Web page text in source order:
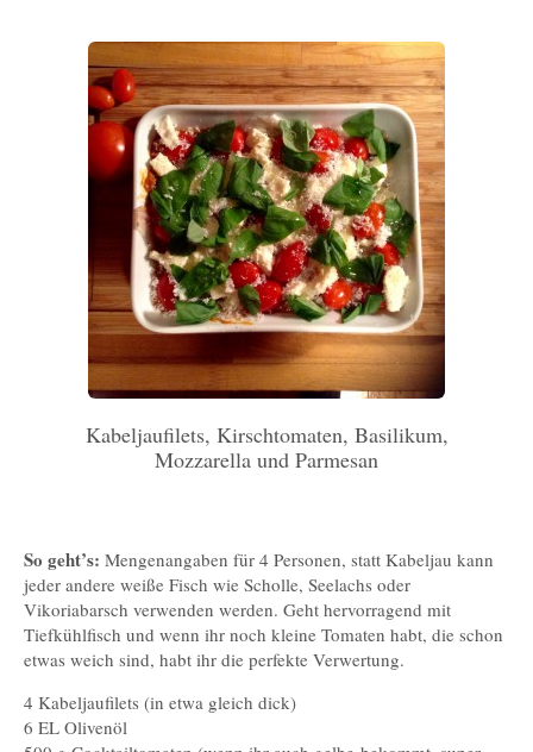
Kabeljaufilets, Kirschtomaten, Basilikum,
Mozzarella und Parmesan
So geht’s: Mengenangaben für 4 Personen, statt Kabeljau kann
jeder andere weiße Fisch wie Scholle, Seelachs oder
Vikoriabarsch verwenden werden. Geht hervorragend mit
Tiefkühlfisch und wenn ihr noch kleine Tomaten habt, die schon
etwas weich sind, habt ihr die perfekte Verwertung.
4 Kabeljaufilets (in etwa gleich dick)
6 EL Olivenöl